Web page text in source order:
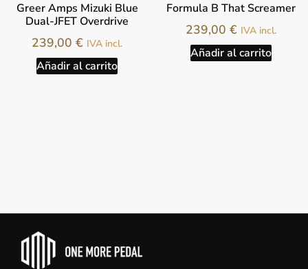
Greer Amps Mizuki Blue
Dual-JFET Overdrive
239,00 € IVA incl.
Añadir al carrito
Formula B That Screamer
239,00 € IVA incl.
Añadir al carrito